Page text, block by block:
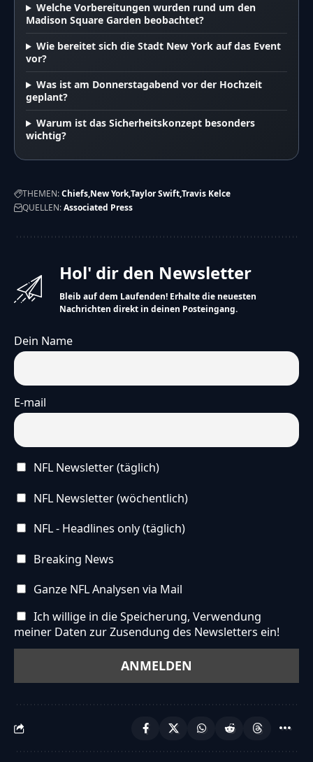
Welche Vorbereitungen wurden rund um den
Madison Square Garden beobachtet?
Wie bereitet sich die Stadt New York auf das Event
vor?
Was ist am Donnerstagabend vor der Hochzeit
geplant?
Warum ist das Sicherheitskonzept besonders
wichtig?
THEMEN:Chiefs New YorkTaylor SwiftTravis Kelce
QUELLEN:Associated Press
Hol' dir den Newsletter
Bleib auf dem Laufenden! Erhalte die neuesten
Nachrichten direkt in deinen Posteingang.
Dein Name
E-mail
NFL Newsletter (täglich)
NFL Newsletter (wöchentlich)
NFL - Headlines only (täglich)
Breaking News
Ganze NFL Analysen via Mail
Ich willige in die Speicherung, Verwendung
meiner Daten zur Zusendung des Newsletters ein!